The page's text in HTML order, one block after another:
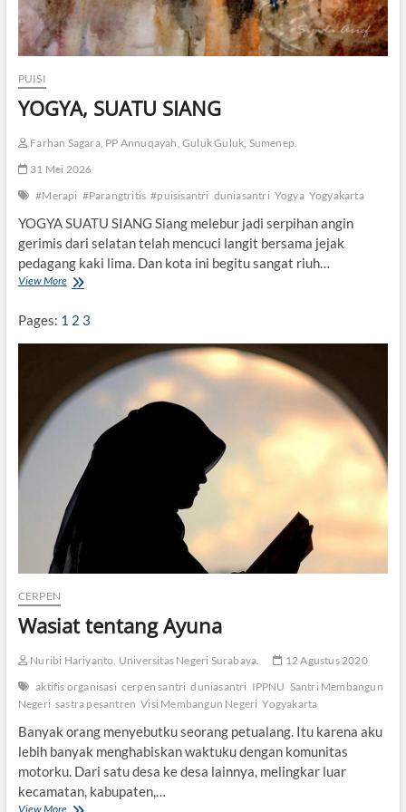
PUISI
YOGYA, SUATU SIANG
Farhan Sagara, PP Annuqayah, Guluk Guluk, Sumenep.
31 Mei 2026
#Merapi #Parangtritis #puisisantri duniasantri Yogya Yogyakarta
YOGYA SUATU SIANG Siang melebur jadi serpihan angin
gerimis dari selatan telah mencuci langit bersama jejak
pedagang kaki lima. Dan kota ini begitu sangat riuh…
View MoreY
G
Y
A
U
A
N
G
Pages: 1 2 3
CERPEN
Wasiat tentang Ayuna
Nuribi Hariyanto, Universitas Negeri Surabaya.
12 Agustus 2020
aktifis organisasi cerpen santri duniasantri IPPNU Santri Membangun
Negeri sastra pesantren Visi Membangun Negeri Yogyakarta
Banyak orang menyebutku seorang petualang. Itu karena aku
lebih banyak menghabiskan waktuku dengan komunitas
motorku. Dari satu desa ke desa lainnya, melingkar luar
kecamatan, kabupaten,…
View MoreW